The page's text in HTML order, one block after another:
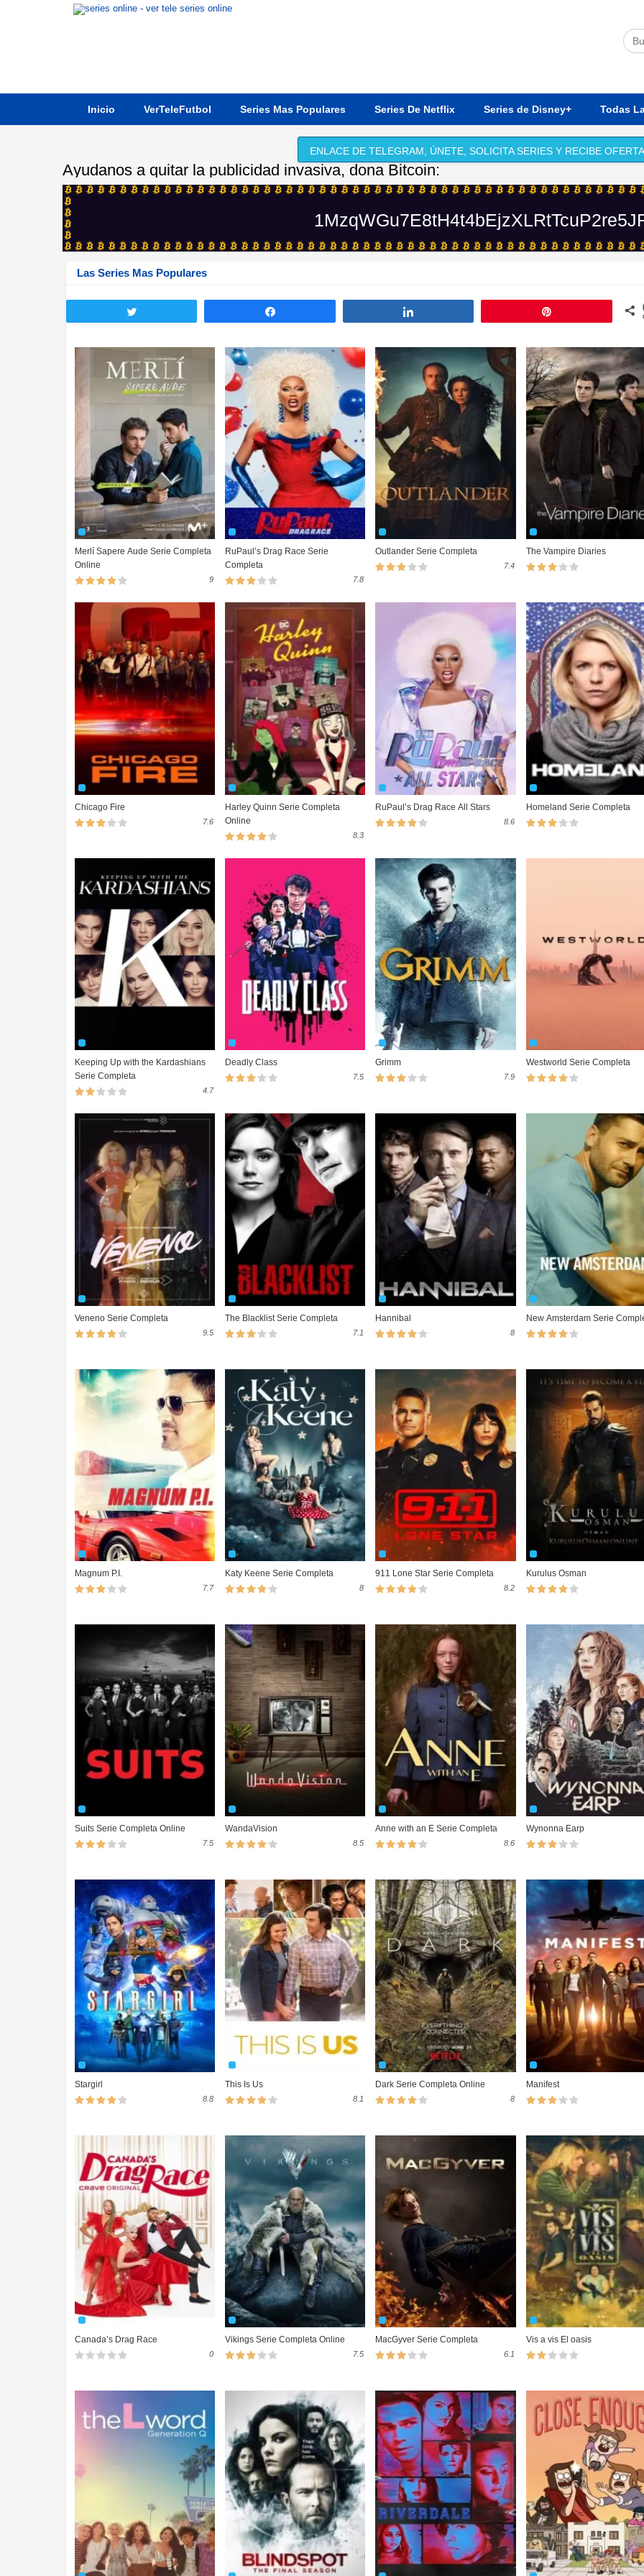
Inicio VerTeleFutbol Series Mas Populares Series De Netflix Series de Disney+ Todas
ENLACE DE TELEGRAM, ÚNETE, SOLICITA SERIES Y RECIBE
Ayudanos a quitar la publicidad invasiva, dona Bitcoin:
Las Series Mas Populares
Merlí Sapere Aude Serie Completa
Online
9
RuPaul’s Drag Race Serie
Completa
7.8
Outlander Serie Completa
7.4
The Vampire Diaries
Chicago Fire
7.6
Harley Quinn Serie Completa
Online
8.3
RuPaul’s Drag Race All Stars
8.6
Homeland Serie Completa
Keeping Up with the Kardashians
Serie Completa
4.7
Deadly Class
7.5
Grimm
7.9
Westworld Serie Completa
Veneno Serie Completa
9.5
The Blacklist Serie Completa
7.1
Hannibal
8
New Amsterdam Serie
Magnum P.I.
7.7
Katy Keene Serie Completa
8
911 Lone Star Serie Completa
8.2
Kurulus Osman
Suits Serie Completa Online
7.5
WandaVision
8.5
Anne with an E Serie Completa
8.6
Wynonna Earp
Stargirl
8.8
This Is Us
8.1
Dark Serie Completa Online
8
Manifest
Canada’s Drag Race
0
Vikings Serie Completa Online
7.5
MacGyver Serie Completa
6.1
Vis a vis El oasis